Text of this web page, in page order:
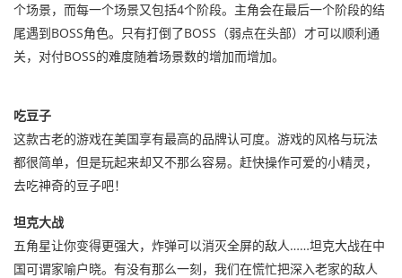
个场景，而每一个场景又包括4个阶段。主角会在最后一个阶段的结
尾遇到BOSS角色。只有打倒了BOSS（弱点在头部）才可以顺利通
关，对付BOSS的难度随着场景数的增加而增加。
吃豆子
这款古老的游戏在美国享有最高的品牌认可度。游戏的风格与玩法
都很简单，但是玩起来却又不那么容易。赶快操作可爱的小精灵，
去吃神奇的豆子吧！
坦克大战
五角星让你变得更强大，炸弹可以消灭全屏的敌人……坦克大战在中
国可谓家喻户晓。有没有那么一刻，我们在慌忙把深入老家的敌人